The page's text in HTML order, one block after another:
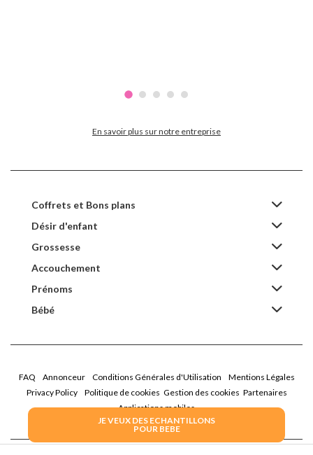
JE VEUX DES ECHANTILLONS
POUR BEBE
En savoir plus sur notre entreprise
Coffrets et Bons plans
Désir d'enfant
Grossesse
Accouchement
Prénoms
Bébé
FAQ Annonceur Conditions Générales d'Utilisation
Mentions Légales
Privacy Policy
Politique de cookies Gestion des cookies Partenaires
Applications mobiles